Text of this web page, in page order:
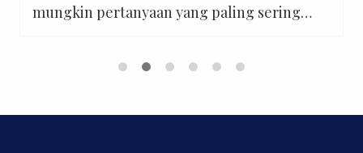
mungkin pertanyaan yang paling sering